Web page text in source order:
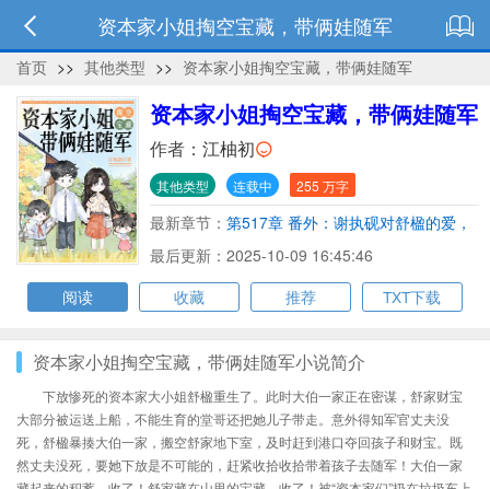
资本家小姐掏空宝藏，带俩娃随军
首页 >> 其他类型 >> 资本家小姐掏空宝藏，带俩娃随军
资本家小姐掏空宝藏，带俩娃随军
作者： 江柚初
其他类型 连载中 255 万字
最新章节： 第517章 番外：谢执砚对舒楹的爱，
一如当年
最后更新：2025-10-09 16:45:46
阅读
收藏 推荐 TXT下载
资本家小姐掏空宝藏，带俩娃随军小说简介
下放惨死的资本家大小姐舒楹重生了。此时大伯一家正在密谋，舒家财宝
大部分被运送上船，不能生育的堂哥还把她儿子带走。意外得知军官丈夫没
死，舒楹暴揍大伯一家，搬空舒家地下室，及时赶到港口夺回孩子和财宝。既
然丈夫没死，要她下放是不可能的，赶紧收拾收拾带着孩子去随军！大伯一家